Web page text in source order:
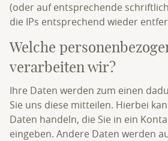
(oder auf entsprechende
die IPs entsprechend wieder
Welche
verarbeiten wir?
Ihre Daten werden zum einen
Sie uns diese mitteilen. Hierbei
Daten handeln, die Sie in ein
eingeben. Andere Daten werden